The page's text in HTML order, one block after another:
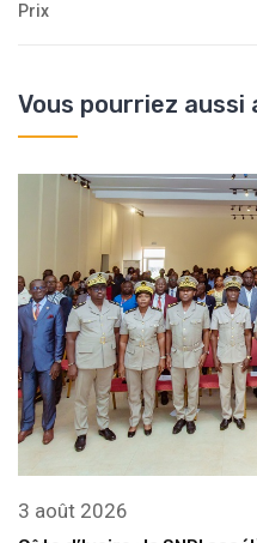
Prix
Vous pourriez aussi
3 août 2026